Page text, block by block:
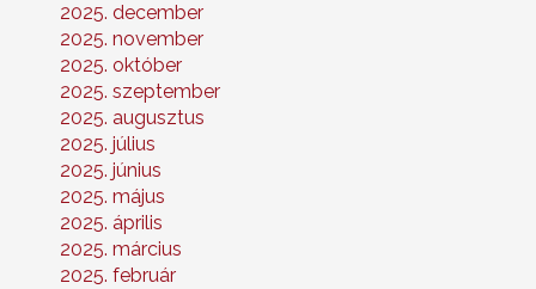
2025. december
2025. november
2025. október
2025. szeptember
2025. augusztus
2025. július
2025. június
2025. május
2025. április
2025. március
2025. február